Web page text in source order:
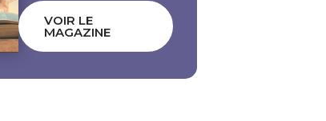
VOIR LE
MAGAZINE